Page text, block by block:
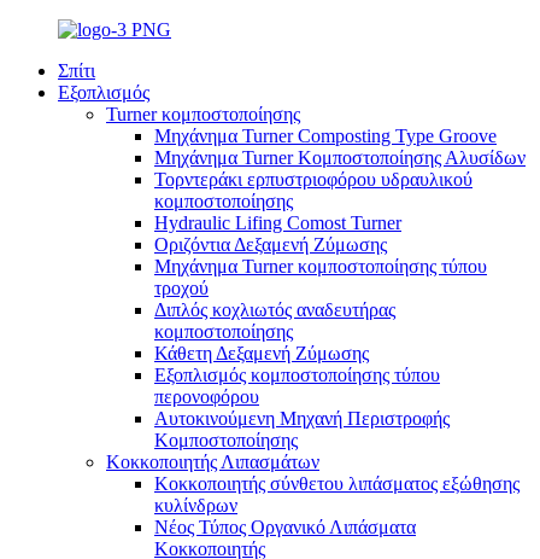
Σπίτι
Εξοπλισμός
Turner κομποστοποίησης
Μηχάνημα Turner Composting Type Groove
Μηχάνημα Turner Κομποστοποίησης Αλυσίδων
Τορντεράκι ερπυστριοφόρου υδραυλικού
κομποστοποίησης
Hydraulic Lifing Comost Turner
Οριζόντια Δεξαμενή Ζύμωσης
Μηχάνημα Turner κομποστοποίησης τύπου
τροχού
Διπλός κοχλιωτός αναδευτήρας
κομποστοποίησης
Κάθετη Δεξαμενή Ζύμωσης
Εξοπλισμός κομποστοποίησης τύπου
περονοφόρου
Αυτοκινούμενη Μηχανή Περιστροφής
Κομποστοποίησης
Κοκκοποιητής Λιπασμάτων
Κοκκοποιητής σύνθετου λιπάσματος εξώθησης
κυλίνδρων
Νέος Τύπος Οργανικό Λιπάσματα
Κοκκοποιητής